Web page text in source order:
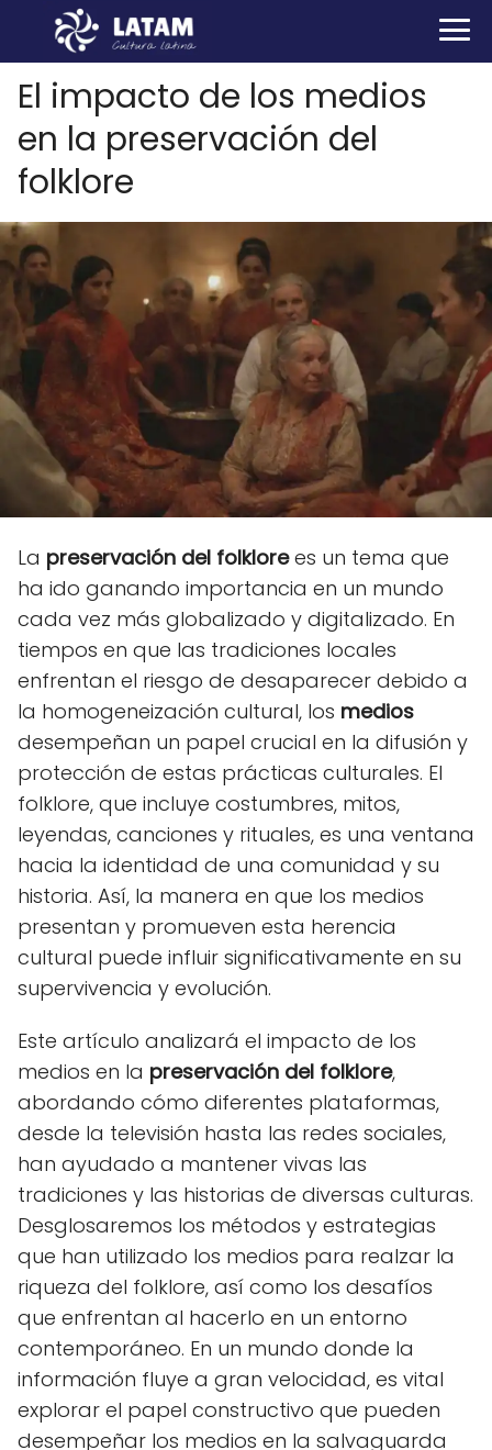
El impacto de los medios
en la preservación del
folklore
La preservación del folklorees un tema que
ha ido ganando importancia en un mundo
cada vez más globalizado y digitalizado. En
tiempos en que las tradiciones locales
enfrentan el riesgo de desaparecer debido a
la homogeneización cultural, los medios
desempeñan un papel crucial en la difusión y
protección de estas prácticas culturales. El
folklore, que incluye costumbres, mitos,
leyendas, canciones y rituales, es una ventana
hacia la identidad de una comunidad y su
historia. Así, la manera en que los medios
presentan y promueven esta herencia
cultural puede influir significativamente en su
supervivencia y evolución.
Este artículo analizará el impacto de los
medios en la preservación del folklore,
abordando cómo diferentes plataformas,
desde la televisión hasta las redes sociales,
han ayudado a mantener vivas las
tradiciones y las historias de diversas culturas.
Desglosaremos los métodos y estrategias
que han utilizado los medios para realzar la
riqueza del folklore, así como los desafíos
que enfrentan al hacerlo en un entorno
contemporáneo. En un mundo donde la
información fluye a gran velocidad, es vital
explorar el papel constructivo que pueden
desempeñar los medios en la salvaguarda